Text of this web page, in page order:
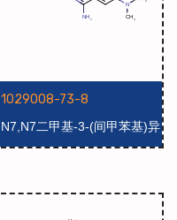
1029008-73-8
N7,N7二甲基-3-(间甲苯基)异
喹啉-1,7-二胺